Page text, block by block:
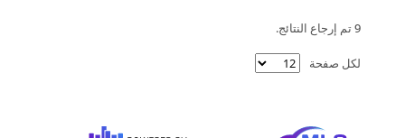
9 تم إرجاع النتائج.
لكل صفحة